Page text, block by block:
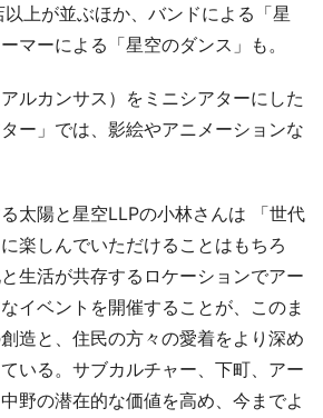
上が並ぶほか、バンドによる「星
マーによる「星空のダンス」も。
ルカンサス）をミニシアターにした
ター」では、影絵やアニメーションな
太陽と星空LLPの小林さんは 「世代
楽しんでいただけることはもちろ
生活が共存するロケーションでアー
イベントを開催することが、このま
造と、住民の方々の愛着をより深め
いる。サブカルチャー、下町、アー
野の潜在的な価値を高め、今までよ